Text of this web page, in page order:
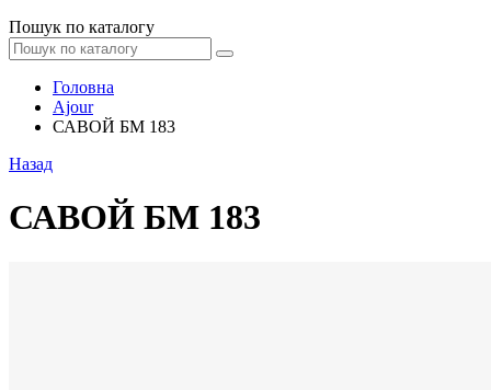
Пошук по каталогу
Головна
Ajour
САВОЙ БМ 183
Назад
САВОЙ БМ 183